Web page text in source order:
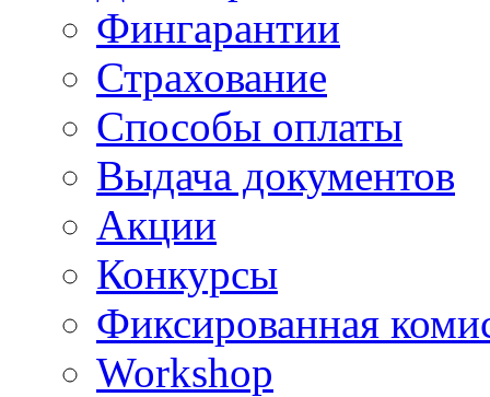
Фингарантии
Страхование
Способы оплаты
Выдача документов
Акции
Конкурсы
Фиксированная
Workshop